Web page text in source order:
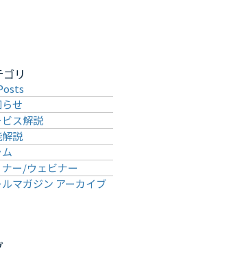
リ
せ
ス解説
説
ー/ウェビナー
ルマガジン アーカイブ